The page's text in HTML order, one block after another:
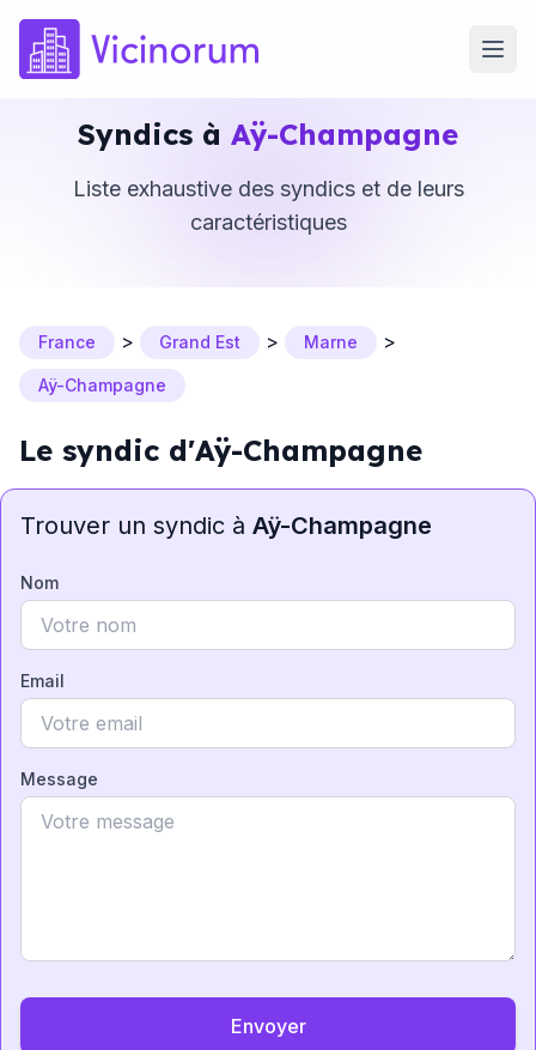
Syndics à Aÿ-Champagne
Liste exhaustive des syndics et de leurs
caractéristiques
France > Grand Est > Marne >
Aÿ-Champagne
Le syndic d'Aÿ-Champagne
Trouver un syndic à Aÿ-Champagne
Nom
Email
Message
Envoyer